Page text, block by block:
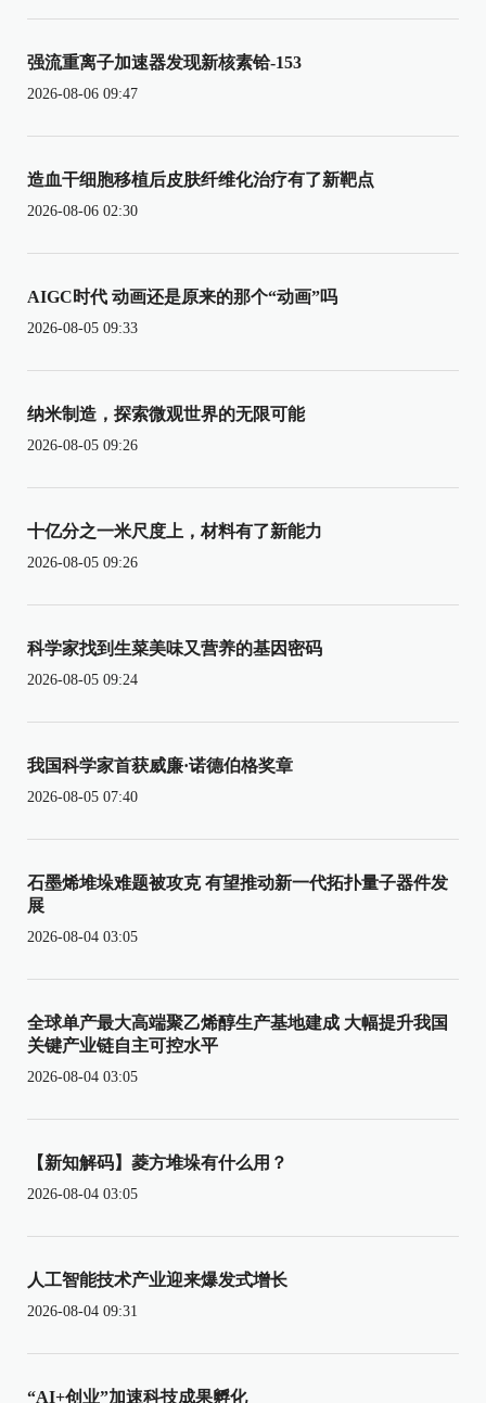
强流重离子加速器发现新核素铪-153
2026-08-06 09:47
造血干细胞移植后皮肤纤维化治疗有了新靶点
2026-08-06 02:30
AIGC时代 动画还是原来的那个“动画”吗
2026-08-05 09:33
纳米制造，探索微观世界的无限可能
2026-08-05 09:26
十亿分之一米尺度上，材料有了新能力
2026-08-05 09:26
科学家找到生菜美味又营养的基因密码
2026-08-05 09:24
我国科学家首获威廉·诺德伯格奖章
2026-08-05 07:40
石墨烯堆垛难题被攻克 有望推动新一代拓扑量子器件发
展
2026-08-04 03:05
全球单产最大高端聚乙烯醇生产基地建成 大幅提升我国
关键产业链自主可控水平
2026-08-04 03:05
【新知解码】菱方堆垛有什么用？
2026-08-04 03:05
人工智能技术产业迎来爆发式增长
2026-08-04 09:31
“AI+创业”加速科技成果孵化